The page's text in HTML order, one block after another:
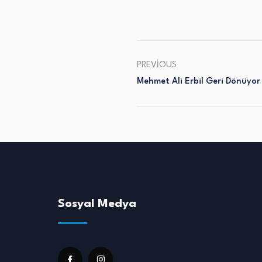
PREVIOUS
Mehmet Ali Erbil Geri Dönüyor
Sosyal Medya